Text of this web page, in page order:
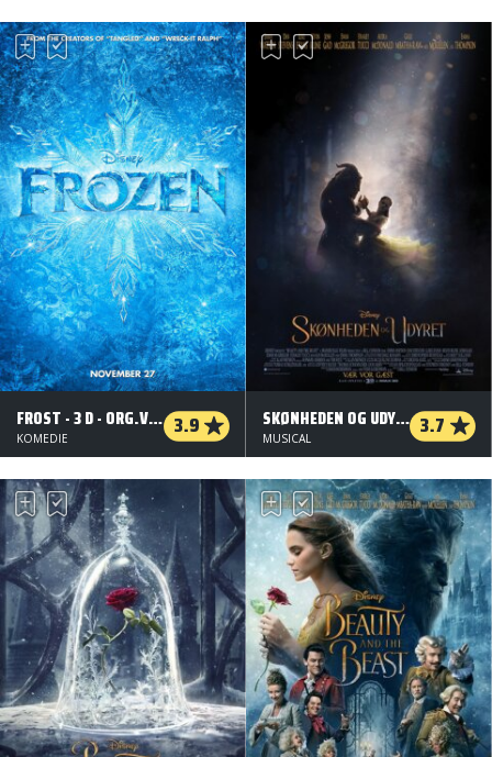
©
Scope
2020
FROST - 3 D - ORG.VERS. 3.9
KOMEDIE
SKØNHEDEN OG UDYRET - DANSK TALE - 2 D 3.7
MUSICAL